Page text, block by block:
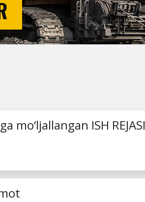
mo‘ljallangan ISH REJASI